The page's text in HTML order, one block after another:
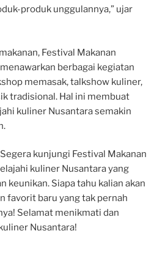
produk unggulannya,” ujar
Festival Makanan
berbagai kegiatan
memasak, talkshow kuliner,
tradisional. Hal ini membuat
kuliner Nusantara semakin
kunjungi Festival Makanan
kuliner Nusantara yang
keunikan. Siapa tahu kalian akan
favorit baru yang tak pernah
Selamat menikmati dan
Nusantara!